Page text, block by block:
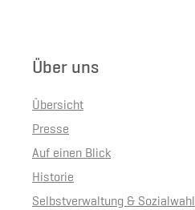
Über uns
Übersicht
Presse
Auf einen Blick
Historie
Selbstverwaltung & Sozialwahl